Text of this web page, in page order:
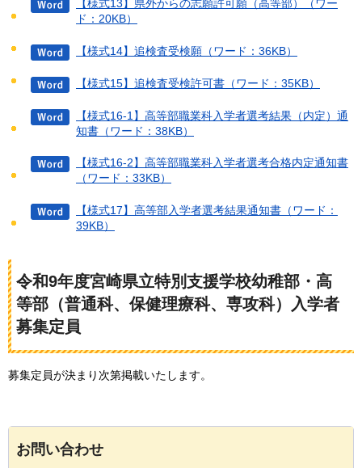
【様式13】県外からの志願許可願（高等部）（ワー
ド：20KB）
【様式14】追検査受検願（ワード：36KB）
【様式15】追検査受検許可書（ワード：35KB）
【様式16-1】高等部職業科入学者選考結果（内定）通
知書（ワード：38KB）
【様式16-2】高等部職業科入学者選考合格内定通知書
（ワード：33KB）
【様式17】高等部入学者選考結果通知書（ワード：
39KB）
令和9年度宮崎県立特別支援学校幼稚部・高
等部（普通科、保健理療科、専攻科）入学者
募集定員
募集定員が決まり次第掲載いたします。
お問い合わせ